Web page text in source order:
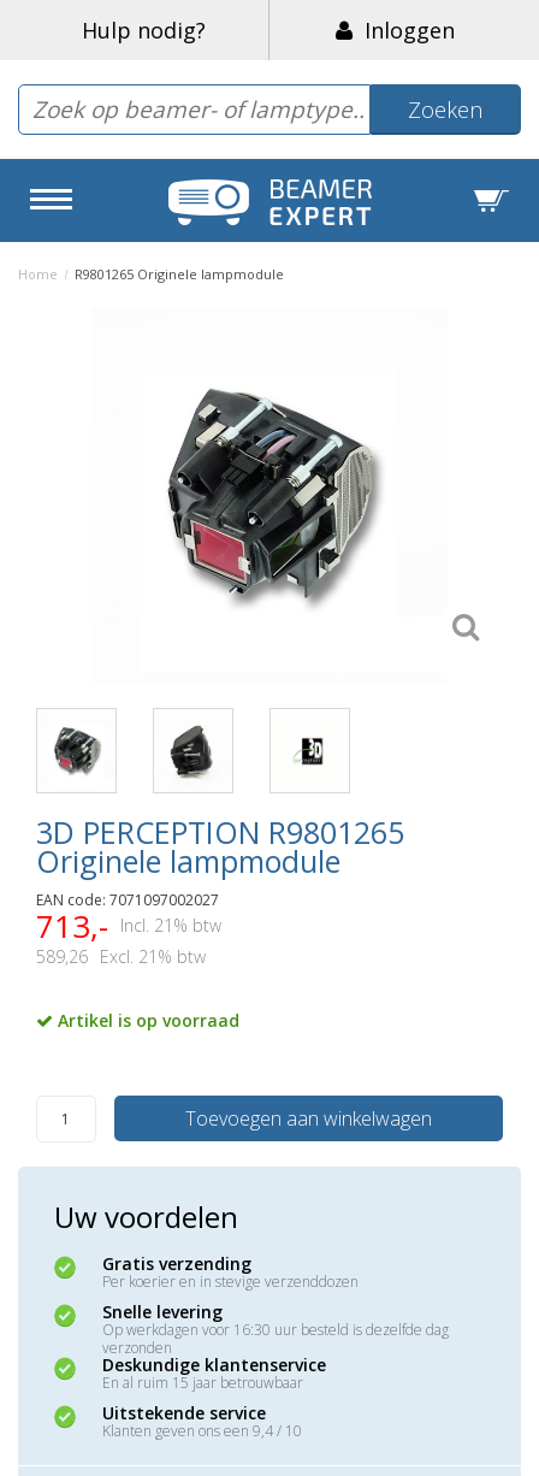
Hulp nodig? Inloggen
Zoeken
Home / R9801265 Originele lampmodule
3D PERCEPTION R9801265
Originele lampmodule
EAN code: 7071097002027
713,-
Incl. 21% btw
589,26 Excl. 21% btw
Artikel is op voorraad
Toevoegen aan winkelwagen
Uw voordelen
Gratis verzending
Per koerier en in stevige verzenddozen
Snelle levering
Op werkdagen voor 16:30 uur besteld is dezelfde dag
verzonden
Deskundige klantenservice
En al ruim 15 jaar betrouwbaar
Uitstekende service
Klanten geven ons een 9,4 / 10